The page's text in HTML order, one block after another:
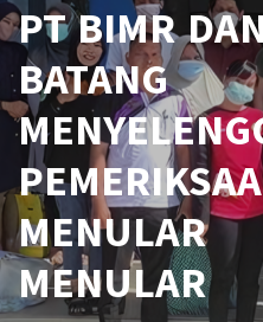
PT BIMR
MENULAR